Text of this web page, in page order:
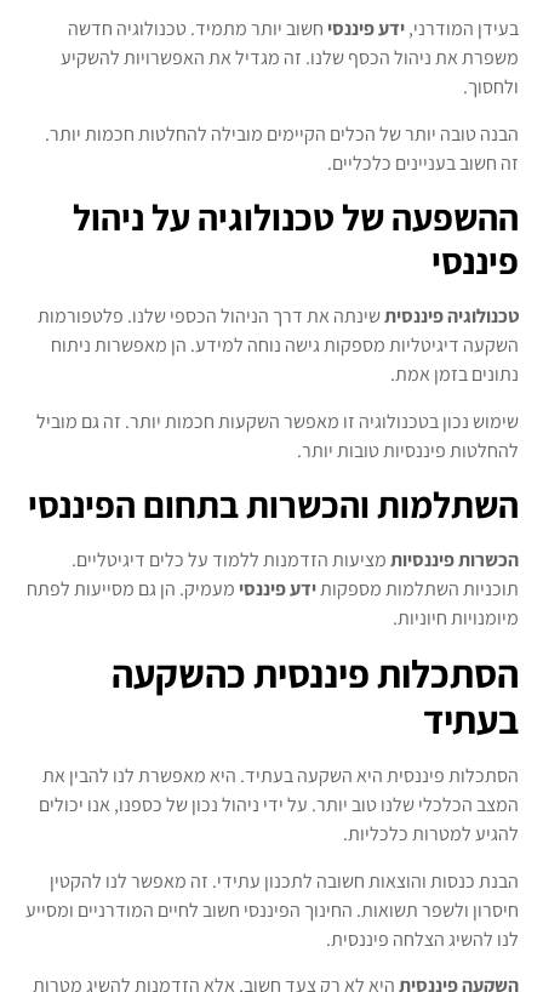
בעידן המודרני,ידע פיננסיחשוב יותר מתמיד. טכנולוגיה חדשה
משפרת את ניהול הכסף שלנו. זה מגדיל את האפשרויות להשקיע
ולחסוך.
הבנה טובה יותר של הכלים הקיימים מובילה להחלטות חכמות יותר.
זה חשוב בעניינים כלכליים.
ההשפעה של טכנולוגיה על ניהול
פיננסי
טכנולוגיה פיננסיתשינתה את דרך הניהול הכספי שלנו. פלטפורמות
השקעה דיגיטליות מספקות גישה נוחה למידע. הן מאפשרות ניתוח
נתונים בזמן אמת.
שימוש נכון בטכנולוגיה זו מאפשר השקעות חכמות יותר. זה גם מוביל
להחלטות פיננסיות טובות יותר.
השתלמות והכשרות בתחום הפיננסי
הכשרות פיננסיותמציעות הזדמנות ללמוד על כלים דיגיטליים.
תוכניות השתלמות מספקותידע פיננסימעמיק. הן גם מסייעות לפתח
מיומנויות חיוניות.
הסתכלות פיננסית כהשקעה
בעתיד
הסתכלות פיננסית היא השקעה בעתיד. היא מאפשרת לנו להבין את
המצב הכלכלי שלנו טוב יותר. על ידי ניהול נכון של כספנו, אנו יכולים
להגיע למטרות כלכליות.
הבנת כנסות והוצאות חשובה לתכנון עתידי. זה מאפשר לנו להקטין
חיסרון ולשפר תשואות. החינוך הפיננסי חשוב לחיים המודרניים ומסייע
לנו להשיג הצלחה פיננסית.
השקעה פיננסיתהיא לא רק צעד חשוב, אלא הזדמנות להשיג מטרות